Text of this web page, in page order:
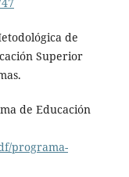
de
Superior
de Educación
programa-